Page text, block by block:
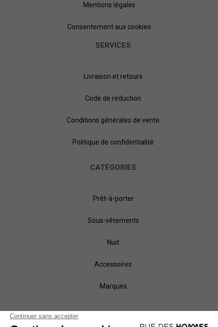
Mentions légales
Consentement aux cookies
SERVICES
Livraison et retours
Code de réduction
Conditions générales de vente
Politique de confidentialité
CATÉGORIES
Prêt-à-porter
Sous-vêtements
Nuit
Accessoires
Marques
NOS MÉTHODES DE PAIEMENT